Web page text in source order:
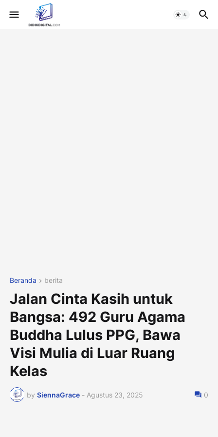
Beranda berita
Jalan Cinta Kasih untuk
Bangsa: 492 Guru Agama
Buddha Lulus PPG, Bawa
Visi Mulia di Luar Ruang
Kelas
by SiennaGrace - Agustus 23, 2025 0